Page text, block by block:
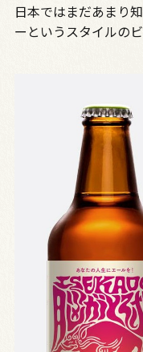
日本ではまだあまり
ーというスタイルのビ